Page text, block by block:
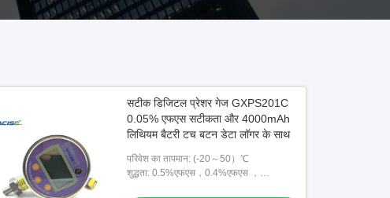
सटीक डिजिटल प्रेशर गेज GXPS201C
0.05% एफएस सटीकता और 4000mAh
लिथियम बैटरी टच बटन डेटा लॉगर के साथ
परिवेश का तापमान: (-20～50）℃
शुद्धता: 0.5%एफएस，0.4%एफएस ，